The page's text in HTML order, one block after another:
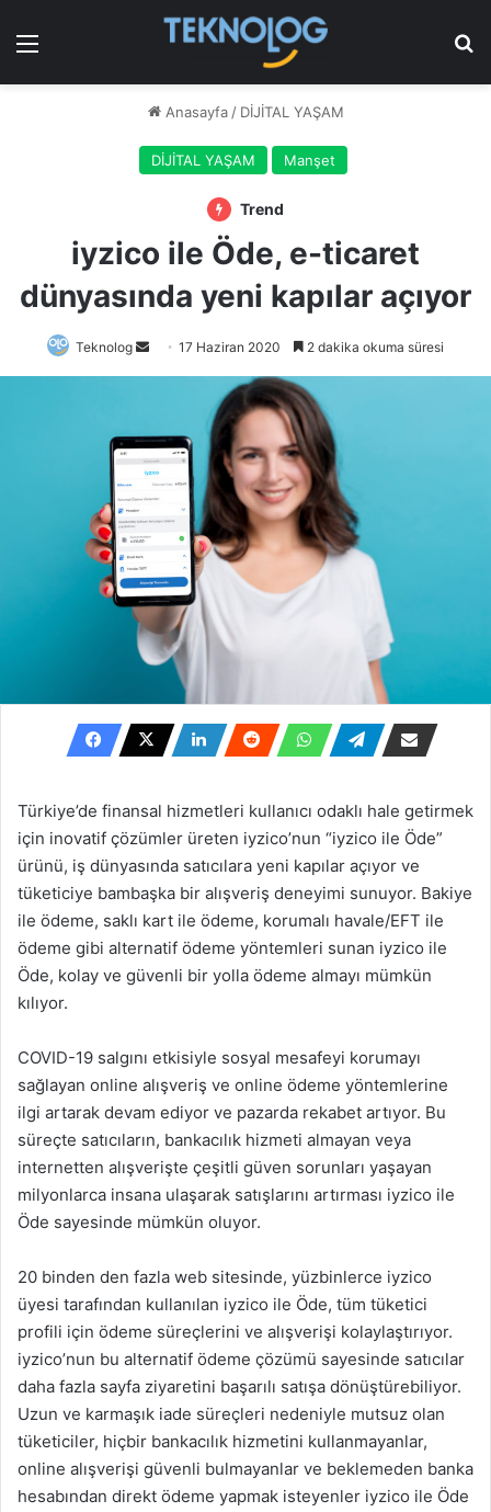
Menü
Anasayfa / DİJİTAL YAŞAM
DİJİTAL YAŞAM Manşet
Trend
iyzico ile Öde, e-ticaret
dünyasında yeni kapılar açıyor
Teknolog
Bir
e-
göndermek
17 Haziran 2020 2 dakika okuma süresi
Türkiye’de finansal hizmetleri kullanıcı odaklı hale getirmek
için inovatif çözümler üreten iyzico’nun “iyzico ile Öde”
ürünü, iş dünyasında satıcılara yeni kapılar açıyor ve
tüketiciye bambaşka bir alışveriş deneyimi sunuyor. Bakiye
ile ödeme, saklı kart ile ödeme, korumalı havale/EFT ile
ödeme gibi alternatif ödeme yöntemleri sunan iyzico ile
Öde, kolay ve güvenli bir yolla ödeme almayı mümkün
kılıyor.
COVID-19 salgını etkisiyle sosyal mesafeyi korumayı
sağlayan online alışveriş ve online ödeme yöntemlerine
ilgi artarak devam ediyor ve pazarda rekabet artıyor. Bu
süreçte satıcıların, bankacılık hizmeti almayan veya
internetten alışverişte çeşitli güven sorunları yaşayan
milyonlarca insana ulaşarak satışlarını artırması iyzico ile
Öde sayesinde mümkün oluyor.
20 binden den fazla web sitesinde, yüzbinlerce iyzico
üyesi tarafından kullanılan iyzico ile Öde, tüm tüketici
profili için ödeme süreçlerini ve alışverişi kolaylaştırıyor.
iyzico’nun bu alternatif ödeme çözümü sayesinde satıcılar
daha fazla sayfa ziyaretini başarılı satışa dönüştürebiliyor.
Uzun ve karmaşık iade süreçleri nedeniyle mutsuz olan
tüketiciler, hiçbir bankacılık hizmetini kullanmayanlar,
online alışverişi güvenli bulmayanlar ve beklemeden banka
hesabından direkt ödeme yapmak isteyenler iyzico ile Öde